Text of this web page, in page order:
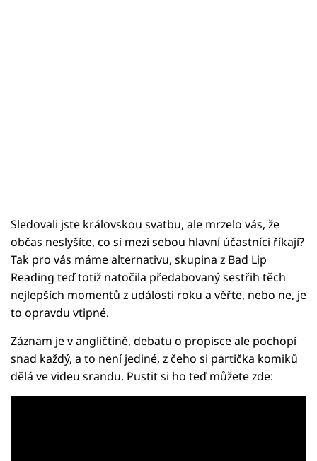
Sledovali jste královskou svatbu, ale mrzelo vás, že
občas neslyšíte, co si mezi sebou hlavní účastníci říkají?
Tak pro vás máme alternativu, skupina z Bad Lip
Reading teď totiž natočila předabovaný sestřih těch
nejlepších momentů z události roku a věřte, nebo ne, je
to opravdu vtipné.
Záznam je v angličtině, debatu o propisce ale pochopí
snad každý, a to není jediné, z čeho si partička komiků
dělá ve videu srandu. Pustit si ho teď můžete zde: